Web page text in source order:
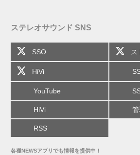
ステレオサウンド SNS
SSO ス
HiVi
YouTube
HiVi
RSS
各種NEWSアプリでも情報を提供中！